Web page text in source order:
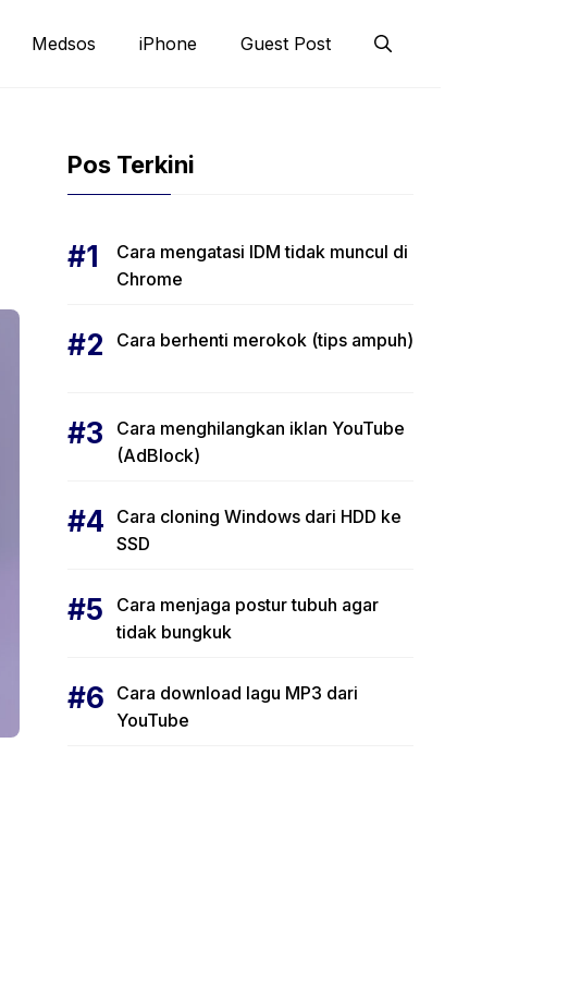
Medsos iPhone Guest Post
Pos Terkini
Cara mengatasi IDM tidak muncul di
Chrome
Cara berhenti merokok (tips ampuh)
Cara menghilangkan iklan YouTube
(AdBlock)
Cara cloning Windows dari HDD ke
SSD
Cara menjaga postur tubuh agar
tidak bungkuk
Cara download lagu MP3 dari
YouTube